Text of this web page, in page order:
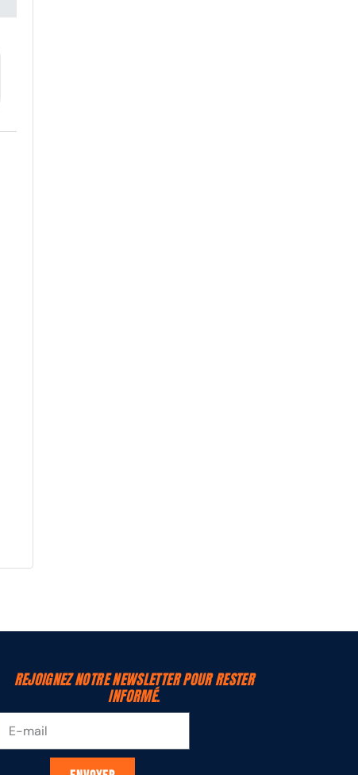
REJOIGNEZ NOTRE NEWSLETTER POUR RESTER
INFORMÉ.